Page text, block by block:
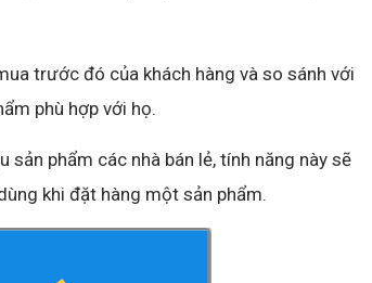
trước đó của khách hàng và so sánh với
phù hợp với họ.
phẩm các nhà bán lẻ, tính năng này sẽ
khi đặt hàng một sản phẩm.